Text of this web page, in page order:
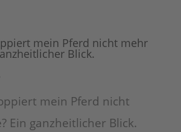
mein Pferd nicht mehr
Blick.
mein Pferd nicht
Ein ganzheitlicher Blick.